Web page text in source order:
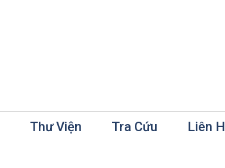
Thư Viện Tra Cứu Liên